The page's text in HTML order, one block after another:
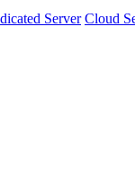
Server Cloud